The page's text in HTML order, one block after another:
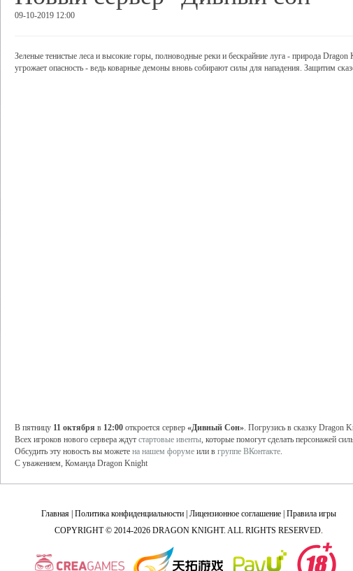
09-10-2019 12:00
Зеленые тенистые леса и высокие горы, полноводные реки и бескрайние луга - природа
угрожает опасность - ведь коварные демоны вновь собирают силы для нападения. Защитим
В пятницу 11 октября в 12:00 откроется сервер «Дивный Сон». Погрузись в сказку Dragon
Всех игроков нового сервера ждут стартовые ивенты, которые помогут сделать персонажей
Обсудить эту новость вы можете на нашем форуме или в группе ВКонтакте.
С уважением, Команда Dragon Knight
Главная Политика конфиденциальности Лицензионное соглашение Правила игры
COPYRIGHT © 2014-2026 DRAGON KNIGHT. ALL RIGHTS RESERVED.